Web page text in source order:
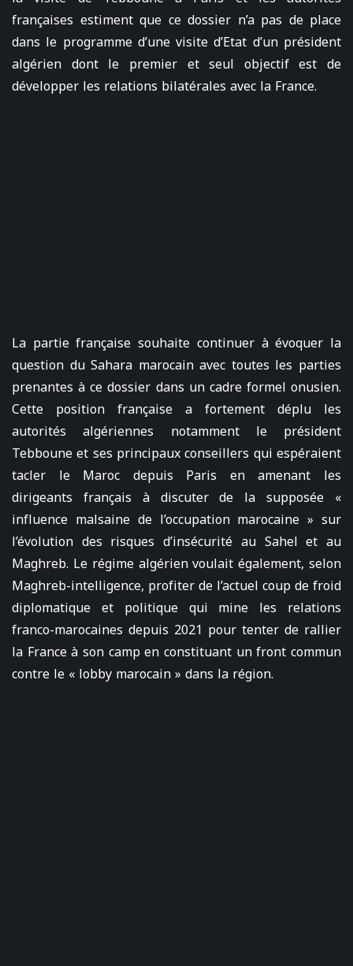
françaises estiment que ce dossier n’a pas de place
dans le programme d’une visite d’Etat d’un président
algérien dont le premier et seul objectif est de
développer les relations bilatérales avec la France.
La partie française souhaite continuer à évoquer la
question du Sahara marocain avec toutes les parties
prenantes à ce dossier dans un cadre formel onusien.
Cette position française a fortement déplu les
autorités algériennes notamment le président
Tebboune et ses principaux conseillers qui espéraient
tacler le Maroc depuis Paris en amenant les
dirigeants français à discuter de la supposée «
influence malsaine de l’occupation marocaine » sur
l’évolution des risques d’insécurité au Sahel et au
Maghreb. Le régime algérien voulait également, selon
Maghreb-intelligence, profiter de l’actuel coup de froid
diplomatique et politique qui mine les relations
franco-marocaines depuis 2021 pour tenter de rallier
la France à son camp en constituant un front commun
contre le « lobby marocain » dans la région.